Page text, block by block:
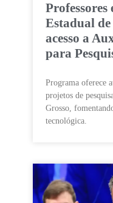
Professores
Estadual
acesso a
para
Programa oferece
projetos de
Grosso,
tecnológica.